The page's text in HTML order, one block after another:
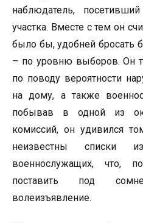
наблюдатель,
участка. Вместе с тем он
было бы, удобней бросать
– по уровню выборов. Он
по поводу вероятности
на дому, а также
побывав в одной из
комиссий, он удивился
неизвестны списки
военнослужащих, что,
поставить под
волеизъявление.